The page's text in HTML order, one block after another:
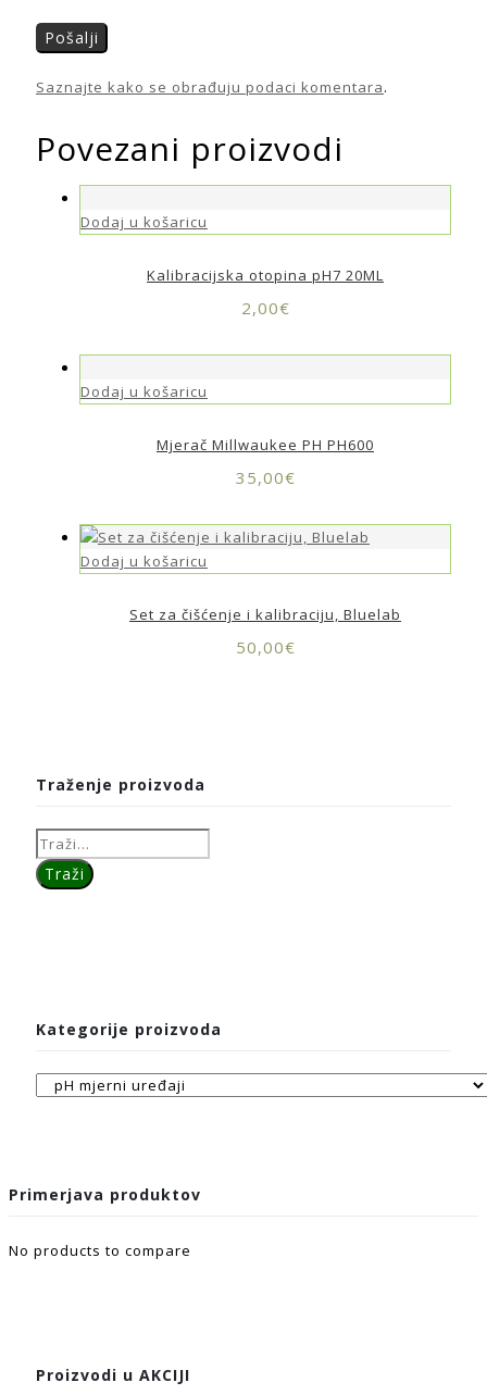
Saznajte kako se obrađuju podaci komentara.
Povezani proizvodi
Dodaj u košaricu
Kalibracijska otopina pH7 20ML
2,00€
Dodaj u košaricu
Mjerač Millwaukee PH PH600
35,00€
Dodaj u košaricu
Set za čišćenje i kalibraciju, Bluelab
50,00€
Traženje proizvoda
Kategorije proizvoda
Primerjava produktov
No products to compare
Proizvodi u AKCIJI